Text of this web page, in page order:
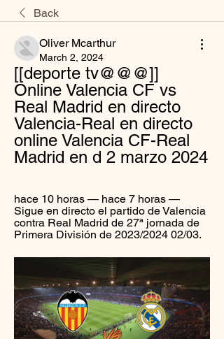
Back
Oliver Mcarthur
March 2, 2024
[[deporte tv@@@]]
Online Valencia CF vs
Real Madrid en directo
Valencia-Real en directo
online Valencia CF-Real
Madrid en d 2 marzo 2024
hace 10 horas — hace 7 horas —
Sigue en directo el partido de Valencia
contra Real Madrid de 27ª jornada de
Primera División de 2023/2024 02/03.